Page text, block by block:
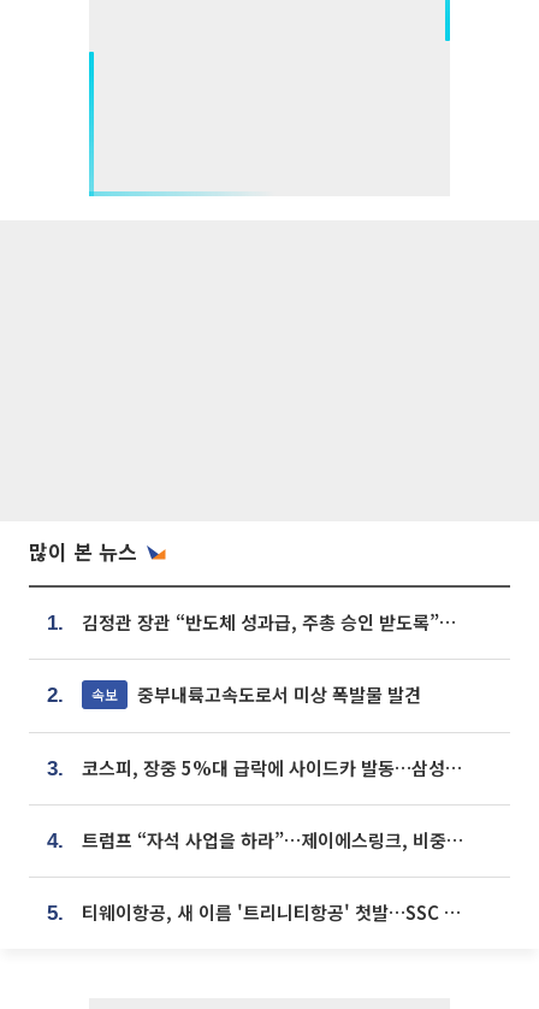
많이 본 뉴스
1. 김정관 장관 “반도체 성과급, 주총 승인 받도록”…상법·자본시장법 개정 시사
2. 속보 중부내륙고속도로서 미상 폭발물 발견
3. 코스피, 장중 5%대 급락에 사이드카 발동…삼성·SK 동반 폭락
4. 트럼프 “자석 사업을 하라”…제이에스링크, 비중국 영구자석 공급망 구축 속도
5. 티웨이항공, 새 이름 '트리니티항공' 첫발…SSC 전략 본격화